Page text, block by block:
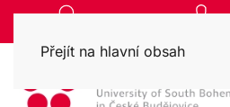
Přejít na hlavní obsah